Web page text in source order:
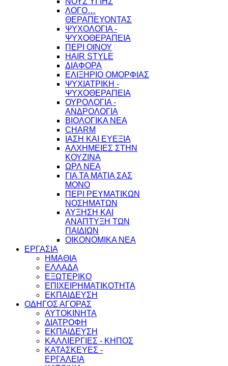
ΛΟΓΟ…
ΘΕΡΑΠΕΥΟΝΤΑΣ
ΨΥΧΟΛΟΓΙΑ -
ΨΥΧΟΘΕΡΑΠΕΙΑ
ΠΕΡΙ ΟΙΝΟΥ
HAIR STYLE
ΔΙΑΦΟΡΑ
ΕΛΙΞΗΡΙΟ ΟΜΟΡΦΙΑΣ
ΨΥΧΙΑΤΡΙΚΗ -
ΨΥΧΟΘΕΡΑΠΕΙΑ
ΟΥΡΟΛΟΓΙΑ -
ΑΝΔΡΟΛΟΓΙΑ
ΒΙΟΛΟΓΙΚΑ ΝΕΑ
CHARM
ΙΑΣΗ ΚΑΙ ΕΥΕΞΙΑ
ΑΛΧΗΜΕΙΕΣ ΣΤΗΝ
ΚΟΥΖΙΝΑ
ΩΡΛ ΝEA
ΓΙΑ ΤΑ ΜΑΤΙΑ ΣΑΣ
ΜΟΝΟ
ΠΕΡΙ ΡΕΥΜΑΤΙΚΩΝ
ΝΟΣΗΜΑΤΩΝ
ΑΥΞΗΣΗ ΚΑΙ
ΑΝΑΠΤΥΞΗ ΤΩΝ
ΠΑΙΔΙΩΝ
ΟΙΚΟΝΟΜΙΚΑ ΝΕΑ
ΕΡΓΑΣΙΑ
ΗΜΑΘΙΑ
ΕΛΛΑΔΑ
ΕΞΩΤΕΡΙΚΟ
ΕΠΙΧΕΙΡΗΜΑΤΙΚΟΤΗΤΑ
ΕΚΠΑΙΔΕΥΣΗ
ΟΔΗΓΟΣ ΑΓΟΡΑΣ
ΑΥΤΟΚΙΝΗΤΑ
ΔΙΑΤΡΟΦΗ
ΕΚΠΑΙΔΕΥΣΗ
ΚΑΛΛΙΕΡΓΙΕΣ - ΚΗΠΟΣ
ΚΑΤΑΣΚΕΥΕΣ -
ΕΡΓΑΛΕΙΑ